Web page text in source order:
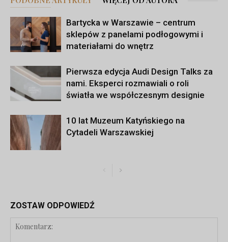
Bartycka w Warszawie – centrum
sklepów z panelami podłogowymi i
materiałami do wnętrz
Pierwsza edycja Audi Design Talks za
nami. Eksperci rozmawiali o roli
światła we współczesnym designie
10 lat Muzeum Katyńskiego na
Cytadeli Warszawskiej
ZOSTAW ODPOWIEDŹ